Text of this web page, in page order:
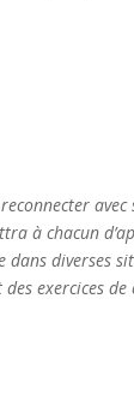
à chacun
diverses
exercices